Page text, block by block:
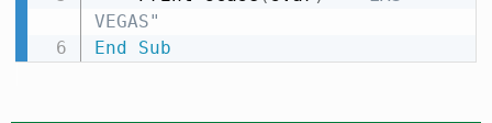
VEGAS"
End
Sub